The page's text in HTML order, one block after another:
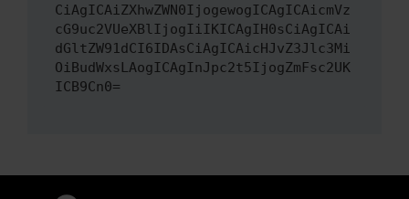
CiAgICAiZXhwZWN0IjogewogICAgICAicmVz
cG9uc2VUeXBlIjogIiIKICAgIH0sCiAgICAi
dGltZW91dCI6IDAsCiAgICAicHJvZ3Jlc3Mi
OiBudWxsLAogICAgInJpc2t5IjogZmFsc2UK
ICB9Cn0=